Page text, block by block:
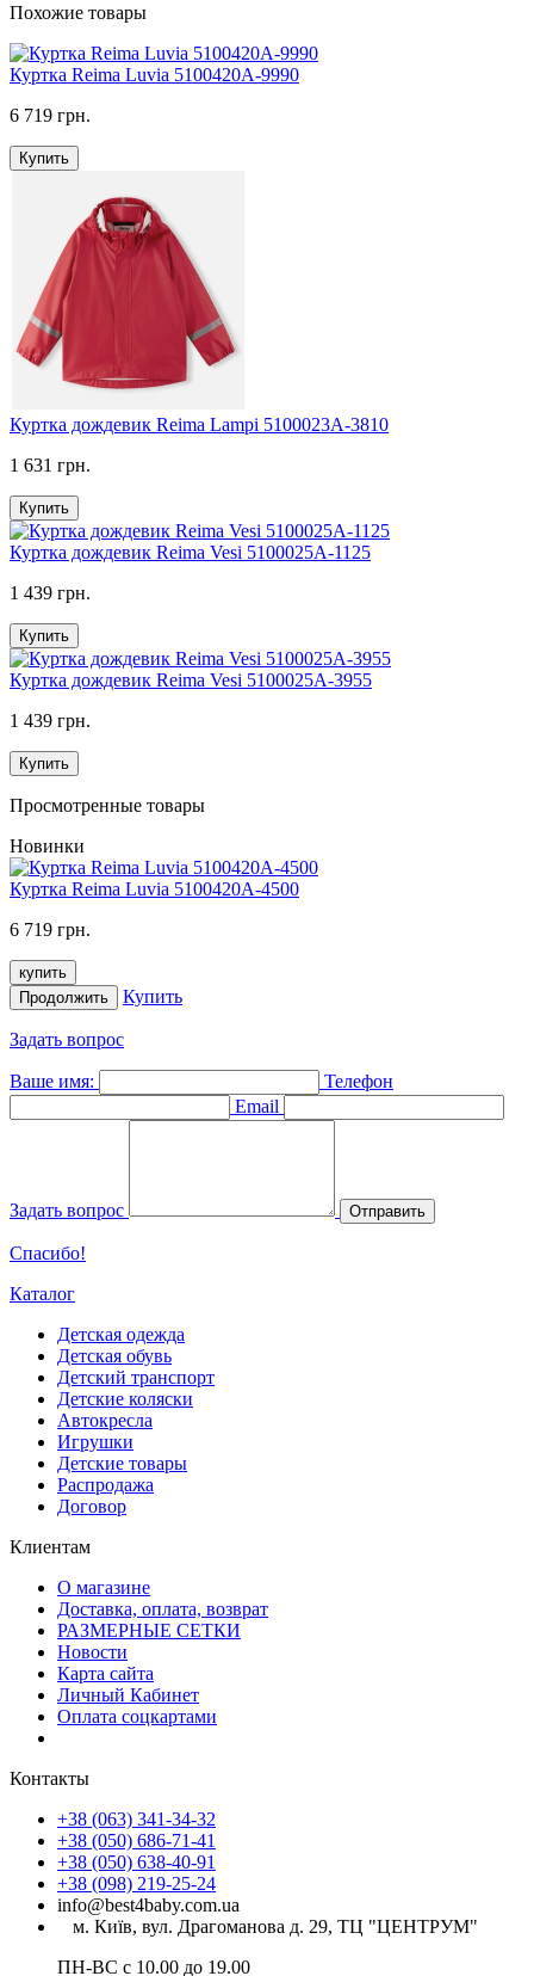
Похожие товары
Куртка Reima Luvia 5100420A-9990
6 719 грн.
Купить
Куртка дождевик Reimа Lampi 5100023A-3810
1 631 грн.
Купить
Куртка дождевик Reimа Vesi 5100025A-1125
1 439 грн.
Купить
Куртка дождевик Reimа Vesi 5100025A-3955
1 439 грн.
Купить
Просмотренные товары
Новинки
Куртка Reima Luvia 5100420A-4500
6 719 грн.
купить
Продолжить
Купить
Задать вопрос
Ваше имя:
Телефон
Email
Задать вопрос Отправить
Спасибо!
Каталог
Детская одежда
Детская обувь
Детский транспорт
Детские коляски
Автокресла
Игрушки
Детские товары
Распродажа
Договор
Клиентам
О магазине
Доставка, оплата, возврат
РАЗМЕРНЫЕ СЕТКИ
Новости
Карта сайта
Личный Кабинет
Оплата соцкартами
Контакты
+38 (063) 341-34-32
+38 (050) 686-71-41
+38 (050) 638-40-91
+38 (098) 219-25-24
info@best4baby.com.ua
м. Київ, вул. Драгоманова д. 29, ТЦ "ЦЕНТРУМ"
ПН-ВС с 10.00 до 19.00